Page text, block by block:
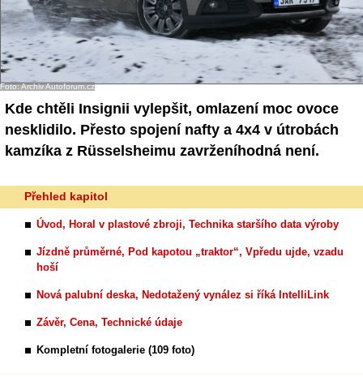
- Zajímavosti
- Ostatní
Diskuzní fórum
Sledujte nás!
Foto: Archiv Autoforum.cz
Kde chtěli Insignii vylepšit, omlazení moc ovoce
nesklidilo. Přesto spojení nafty a 4x4 v útrobách
kamzíka z Rüsselsheimu zavrženíhodná není.
Přehled kapitol
Úvod, Horal v plastové zbroji, Technika staršího data výroby
Jízdně průměrné, Pod kapotou „traktor“, Vpředu ujde, vzadu
hoší
Nová palubní deska, Nedotažený vynález si říká IntelliLink
Závěr, Cena, Technické údaje
Kompletní fotogalerie (109 foto)